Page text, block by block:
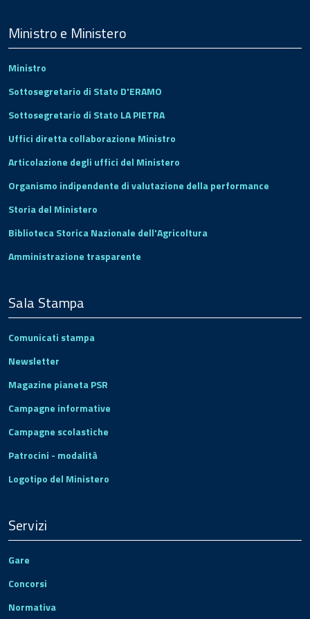
Footer
Ministro e Ministero
Ministro
Sottosegretario di Stato D'ERAMO
Sottosegretario di Stato LA PIETRA
Uffici diretta collaborazione Ministro
Articolazione degli uffici del Ministero
Organismo indipendente di valutazione della performance
Storia del Ministero
Biblioteca Storica Nazionale dell'Agricoltura
Amministrazione trasparente
Sala Stampa
Comunicati stampa
Newsletter
Magazine pianeta PSR
Campagne informative
Campagne scolastiche
Patrocini - modalità
Logotipo del Ministero
Servizi
Gare
Concorsi
Normativa